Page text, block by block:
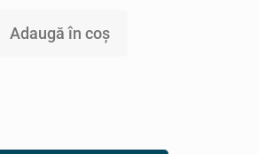
Adaugă în coș